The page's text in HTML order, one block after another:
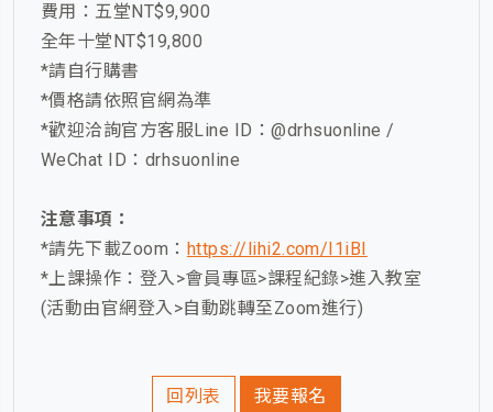
費用：五堂NT$9,900
全年十堂NT$19,800
*請自行購書
*價格請依照官網為準
*歡迎洽詢官方客服Line ID：@drhsuonline /
WeChat ID：drhsuonline
注意事項：
*請先下載Zoom： https://lihi2.com/I1iBI
*上課操作：登入>會員專區>課程紀錄>進入教室
(活動由官網登入>自動跳轉至Zoom進行)
回列表 我要報名